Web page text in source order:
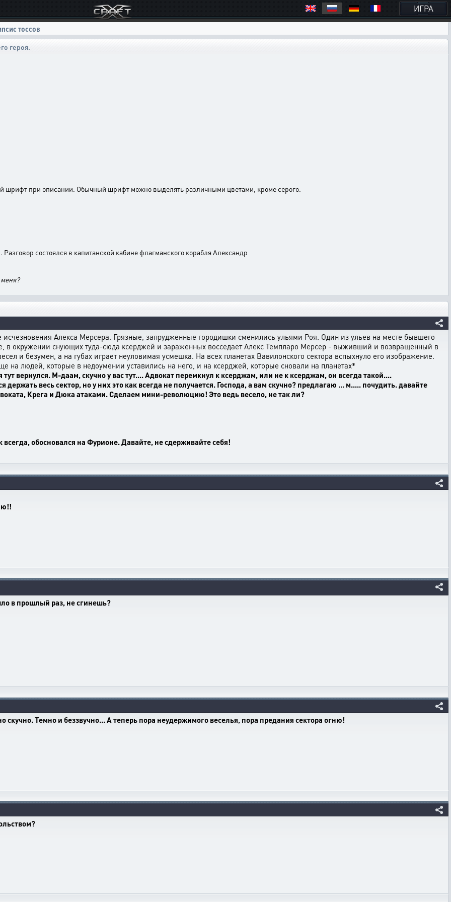
ИГРА
тоссов
героя.
шрифт при описании. Обычный шрифт можно выделять различными цветами, кроме серого.
состоялся в капитанской кабине флагманского корабля Александр
исчезновения Алекса Мерсера. Грязные, запрудженные городишки сменились ульями Роя. Один из ульев на месте бывшего
в окружении снующих туда-сюда ксерджей и зараженных восседает Алекс Темпларо Мерсер - выживший и возвращенный в
и безумен, а на губах играет неуловимая усмешка. На всех планетах Вавилонского сектора вспыхнуло его изображение.
на людей, которые в недоумении уставились на него, и на ксерджей, которые сновали на планетах*
вернулся. М-даам, скучно у вас тут.... Адвокат перемкнул к ксерджам, или не к ксерджам, он всегда такой....
весь сектор, но у них это как всегда не получается. Господа, а вам скучно? предлагаю ... м..... почудить. давайте
Крега и Дюка атаками. Сделаем мини-революцию! Это ведь весело, не так ли?
обосновался на Фурионе. Давайте, не сдерживайте себя!
в прошлый раз, не сгинешь?
Темно и беззвучно... А теперь пора неудержимого веселья, пора предания сектора огню!